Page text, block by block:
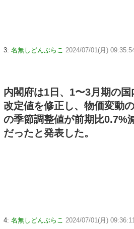
3: 名無しどんぶらこ 2024/07/01(月)
内閣府は1日、1〜3月期の国
改定値を修正し、物価変動
の季節調整値が前期比0.7%
だったと発表した。
4: 名無しどんぶらこ 2024/07/01(月)